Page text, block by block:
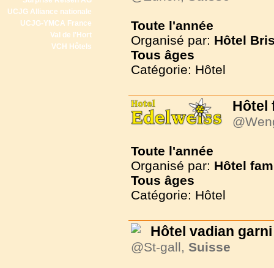
UCJG Alliance nationale
UCJG-YMCA France
Val de l'Hort
VCH Hôtels
Toute l'année
Organisé par: Hôtel
Tous âges
Catégorie: Hôtel
Hôtel
Toute l'année
Organisé par: Hôtel
Tous âges
Catégorie: Hôtel
Hôtel vadian garni
@St-gall, Suisse